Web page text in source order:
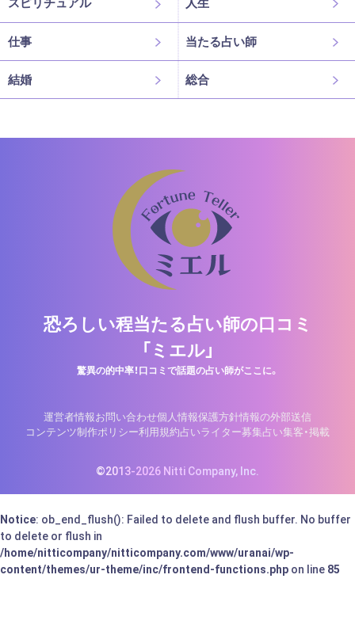
仕事 当たる占い師
結婚 総合
恐ろしい程当たる占い師の口コミ
「ミエル」
驚異の的中率！口コミで話題の占い師がここに。
運営者情報お問い合わせ個人情報保護方針情報の外部送信
コンテンツ制作ポリシー利用規約占いライター募集占い集客・掲載
©2013-2026 Nitti Company, Inc.
Notice: ob_end_flush(): Failed to delete and flush buffer. No buffer
to delete or flush in
/home/nitticompany/nitticompany.com/www/uranai/wp-
content/themes/ur-theme/inc/frontend-functions.php on line 85